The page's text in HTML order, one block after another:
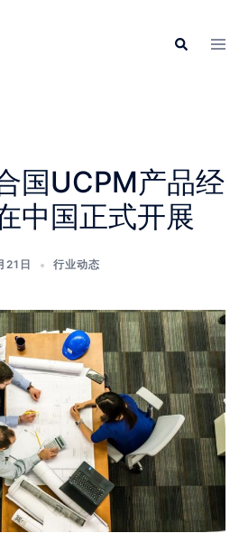
Search
国UCPM产品经
中国正式开展
21日 行业动态